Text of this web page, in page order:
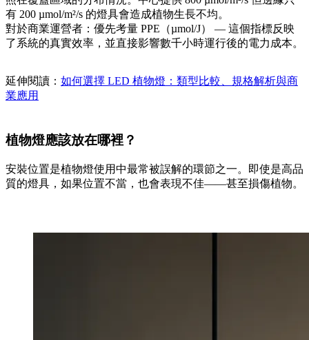
有 200 µmol/m²/s 的燈具會造成植物生長不均。
對於商業運營者：優先考量 PPE（µmol/J） — 這個指標反映
了系統的真實效率，並直接影響數千小時運行後的電力成本。
延伸閱讀： 如何選擇 LED 植物燈：類型比較、規格解析與商
業應用
植物燈應該放在哪裡？
安裝位置是植物燈使用中最常被誤解的環節之一。即使是高品
質的燈具，如果位置不當，也會表現不佳——甚至損傷植物。